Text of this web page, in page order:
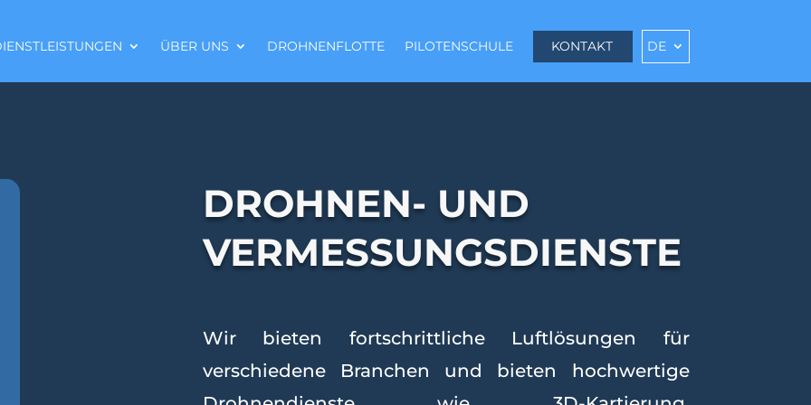
ÜBER UNS DROHNENFLOTTE PILOTENSCHULE KONTAKT DE
DROHNEN- UND
VERMESSUNGSDIENSTE
Wir bieten fortschrittliche Luftlösungen für
verschiedene Branchen und bieten hochwertige